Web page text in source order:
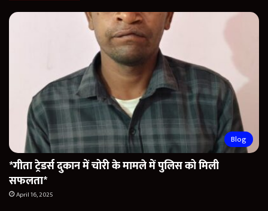
Blog
*गीता ट्रेडर्स दुकान में चोरी के मामले में पुलिस को मिली
सफलता*
April 16, 2025